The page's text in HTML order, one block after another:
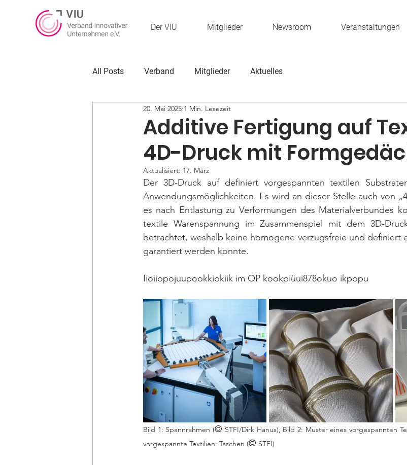
Der VIU Mitglieder Newsroom Veranstaltungen
All Posts Verband Mitglieder Aktuelles
Additive Fertigung auf
4D-Druck mit
20. Mai 2025 1 Min. Lesezeit
Aktualisiert: 17. März
Der 3D-Druck auf definiert vorgespannten textilen
Anwendungsmöglichkeiten. Es wird an dieser Stelle auch von
es nach Entlastung zu Verformungen des Materialverbundes
textile Warenspannung im Zusammenspiel mit dem 3D-
betrachtet, weshalb keine homogene verzugsfreie und definiert
garantiert werden konnte.
Iioiiopojuupookkiokiik im OP kookpiüui878okuo ikpopu
Bild 1: Spannrahmen (© STFI/Dirk Hanus), Bild 2: Muster eines vorgespannten
vorgespannte Textilien: Taschen (© STFI)